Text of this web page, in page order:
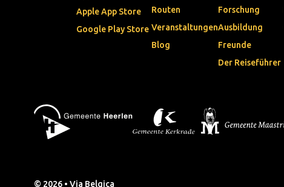
Apple App Store
Google Play Store
Routen
Veranstaltungen
Blog
Forschung
Ausbildung
Freunde
Der Reiseführer
© 2026 • Via Belgica